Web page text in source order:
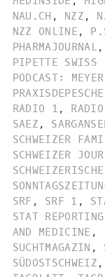
NAU.CH , NZZ ,
NZZ ONLINE ,
PHARMAJOURNAL ,
PIPETTE SWISS
PODCAST:
PRAXISDEPESCHE
RADIO 1 ,
SAEZ ,
SCHWEIZER
SCHWEIZER
SRF , SRF 1 ,
STAT
AND MEDICINE ,
SUCHTMAGAZIN ,
SÜDOSTSCHWEIZ ,